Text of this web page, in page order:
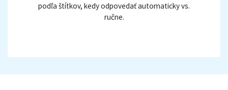
podľa štítkov, kedy odpovedať automaticky vs.
ručne.